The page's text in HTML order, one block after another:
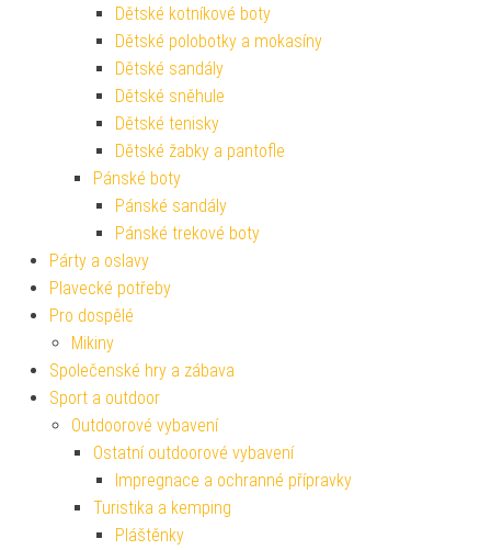
Dětské kotníkové boty
Dětské polobotky a mokasíny
Dětské sandály
Dětské sněhule
Dětské tenisky
Dětské žabky a pantofle
Pánské boty
Pánské sandály
Pánské trekové boty
Párty a oslavy
Plavecké potřeby
Pro dospělé
Mikiny
Společenské hry a zábava
Sport a outdoor
Outdoorové vybavení
Ostatní outdoorové vybavení
Impregnace a ochranné přípravky
Turistika a kemping
Pláštěnky